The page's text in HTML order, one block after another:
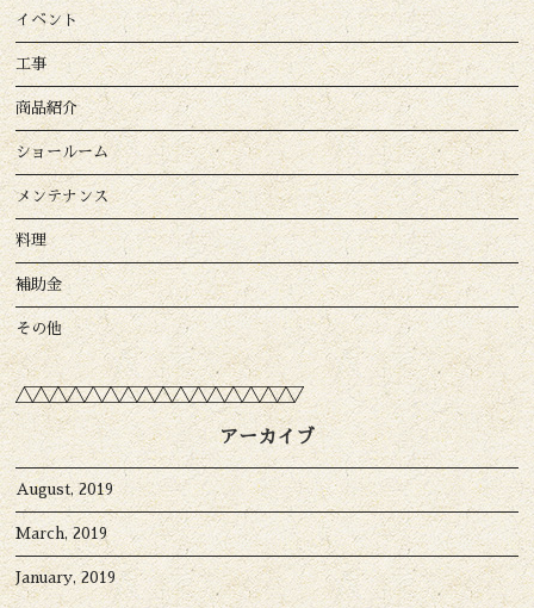
イベント
工事
商品紹介
ショールーム
メンテナンス
料理
補助金
その他
アーカイブ
August, 2019
March, 2019
January, 2019